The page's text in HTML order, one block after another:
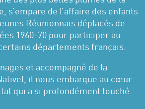
s’empare de l’affaire des enfants
Réunionnais déplacés de
1960-70 pour participer au
départements français.
et accompagné de la
il nous embarque au cœur
qui a si profondément touché